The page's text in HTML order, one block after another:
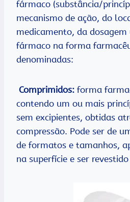
fármaco (substância/
mecanismo de ação, do
medicamento, da dosagem
fármaco na forma
denominadas:
Comprimidos: forma
contendo um ou mais
sem excipientes, obtidas
compressão. Pode ser de
de formatos e tamanhos,
na superfície e ser